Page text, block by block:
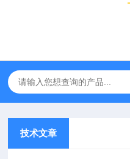
技术文章